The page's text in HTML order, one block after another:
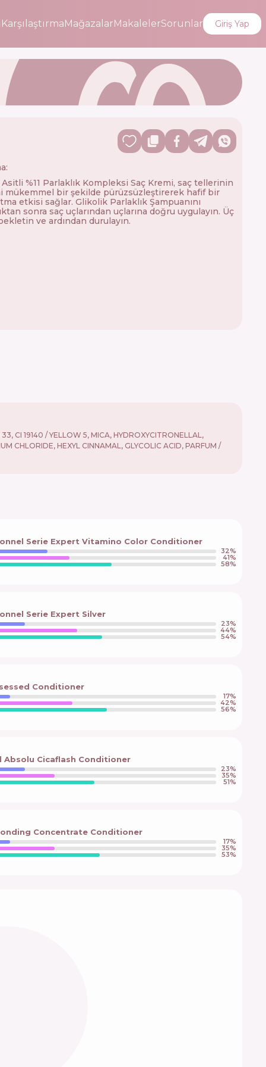
KarşılaştırmaMağazalarMakalelerSorunlar Giriş Yap
%11 Parlaklık Kompleksi Saç Kremi, saç tellerinin
mükemmel bir şekilde pürüzsüzleştirerek hafif bir
etkisi sağlar. Glikolik Parlaklık Şampuanını
sonra saç uçlarından uçlarına doğru uygulayın. Üç
ve ardından durulayın.
CI 19140 / YELLOW 5, MICA, HYDROXYCITRONELLAL,
CHLORIDE, HEXYL CINNAMAL, GLYCOLIC ACID, PARFUM /
Serie Expert Vitamino Color Conditioner
32%
41%
58%
Serie Expert Silver
23%
44%
54%
Conditioner
17%
42%
56%
Absolu Cicaflash Conditioner
23%
35%
51%
Concentrate Conditioner
17%
35%
53%